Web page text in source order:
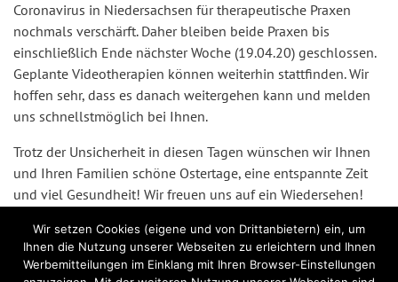
Coronavirus in Niedersachsen für therapeutische Praxen
nochmals verschärft. Daher bleiben beide Praxen bis
einschließlich Ende nächster Woche (19.04.20) geschlossen.
Geplante Videotherapien können weiterhin stattfinden. Wir
hoffen sehr, dass es danach weitergehen kann und melden
uns schnellstmöglich bei Ihnen.
Trotz der Unsicherheit in diesen Tagen wünschen wir Ihnen
und Ihren Familien schöne Ostertage, eine entspannte Zeit
und viel Gesundheit! Wir freuen uns auf ein Wiedersehen!
Ihr Team aus den Sprechstunden
Wir setzen Cookies (eigene und von Drittanbietern) ein, um
Ihnen die Nutzung unserer Webseiten zu erleichtern und Ihnen
Werbemitteilungen im Einklang mit Ihren Browser-Einstellungen